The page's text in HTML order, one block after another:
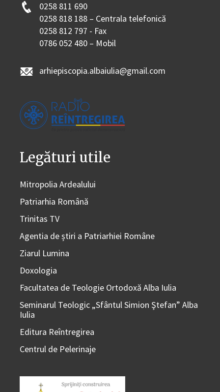
0258 811 690
0258 818 188 – Centrala telefonică
0258 812 797 - Fax
0786 052 480 – Mobil
arhiepiscopia.albaiulia@gmail.com
Legături utile
Mitropolia Ardealului
Patriarhia Română
Trinitas TV
Agentia de știri a Patriarhiei Române
Ziarul Lumina
Doxologia
Facultatea de Teologie Ortodoxă Alba Iulia
Seminarul Teologic „Sfântul Simion Ştefan” Alba
Iulia
Editura Reîntregirea
Centrul de Pelerinaje